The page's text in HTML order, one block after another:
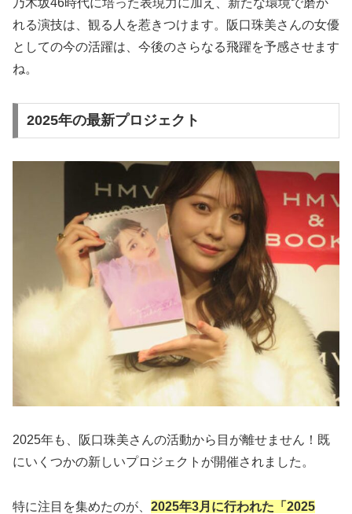
れる演技は、観る人を惹きつけます。阪口珠美さんの女優
としての今の活躍は、今後のさらなる飛躍を予感させます
ね。
2025年の最新プロジェクト
2025年も、阪口珠美さんの活動から目が離せません！既
にいくつかの新しいプロジェクトが開催されました。
特に注目を集めたのが、 2025年3月に行われた「2025